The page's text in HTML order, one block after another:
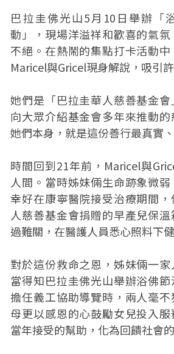
巴拉圭佛光山5月10日舉辦「
動」，現場洋溢祥和歡喜的氣
不絕。在熱鬧的集點打卡活動
Maricel與Gricel現身解說，吸引
她們是「巴拉圭華人慈善基金
向大眾介紹基金會多年來推動
她們本身，就是這份善行最真實
時間回到21年前，Maricel與
人間。當時姊妹倆生命跡象微弱
幸好在康寧醫院接受治療期間
人慈善基金會捐贈的早產兒保
過難關，在醫護人員悉心照料下
對於這份救命之恩，姊妹倆一家
當得知巴拉圭佛光山舉辦浴佛
擔任義工協助導覽時，兩人毫
母更以感恩的心鼓勵女兒投入
當年接受的幫助，化為回饋社會